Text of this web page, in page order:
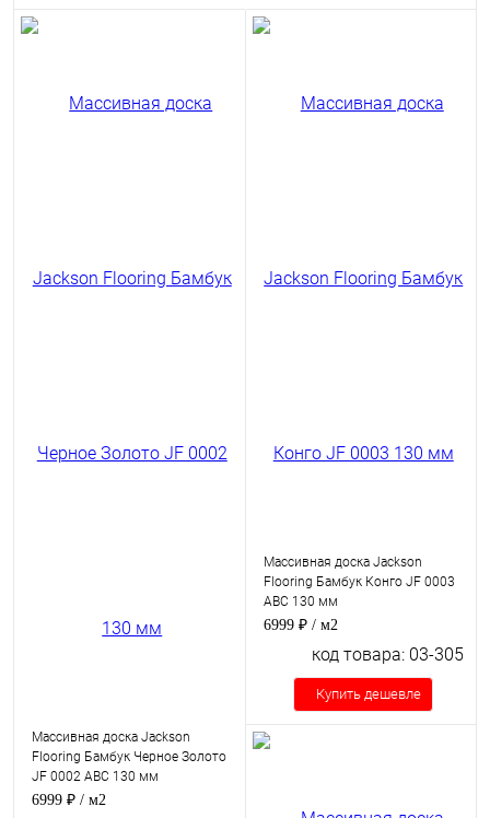
Массивная доска Jackson
Flooring Бамбук Черное Золото
JF 0002 ABC 130 мм
6999 ₽ / м2
Массивная доска Jackson
Flooring Бамбук Конго JF 0003
ABC 130 мм
6999 ₽ / м2
код товара: 03-305
Купить дешевле